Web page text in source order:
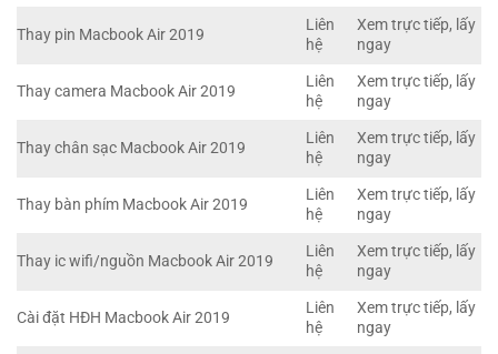
Thay pin Macbook Air 2019
Liên
hệ
Xem trực tiếp, lấy
ngay
Thay camera Macbook Air 2019
Liên
hệ
Xem trực tiếp, lấy
ngay
Thay chân sạc Macbook Air 2019
Liên
hệ
Xem trực tiếp, lấy
ngay
Thay bàn phím Macbook Air 2019
Liên
hệ
Xem trực tiếp, lấy
ngay
Thay ic wifi/nguồn Macbook Air 2019
Liên
hệ
Xem trực tiếp, lấy
ngay
Cài đặt HĐH Macbook Air 2019
Liên
hệ
Xem trực tiếp, lấy
ngay